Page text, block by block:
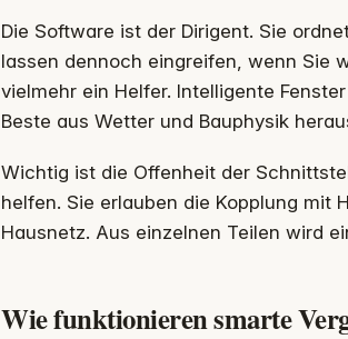
Die Software ist der Dirigent. Sie
lassen dennoch eingreifen, wenn Sie
vielmehr ein Helfer. Intelligente
Beste aus Wetter und Bauphysik
Wichtig ist die Offenheit der
helfen. Sie erlauben die Kopplung mit
Hausnetz. Aus einzelnen Teilen wird
Wie funktionieren smarte